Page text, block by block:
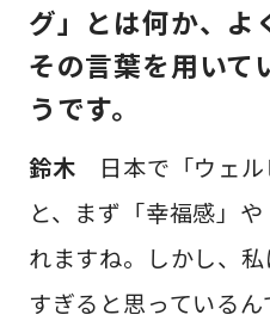
グ」とは何か、よ
その言葉を用いて
うです。
鈴木 日本で「ウェ
と、まず「幸福感」
れますね。しかし、
すぎると思っている